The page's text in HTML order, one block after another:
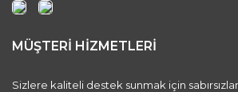
MÜŞTERİ HİZMETLERİ
Sizlere kaliteli destek sunmak için